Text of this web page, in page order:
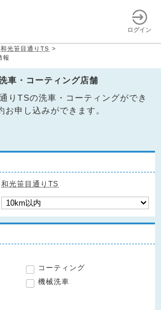
ログイン
和光笹目通りTS >
報
車・コーティング店舗
りTSの洗車・コーティングができ
申し込みができます。
和光笹目通りTS
コーティング
機械洗車